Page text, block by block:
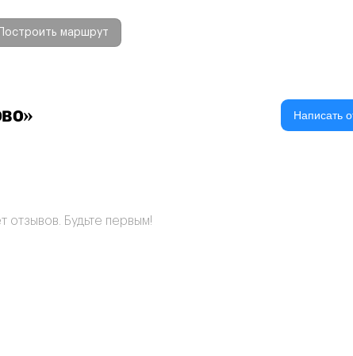
Построить маршрут
Написать
отзывов. Будьте первым!